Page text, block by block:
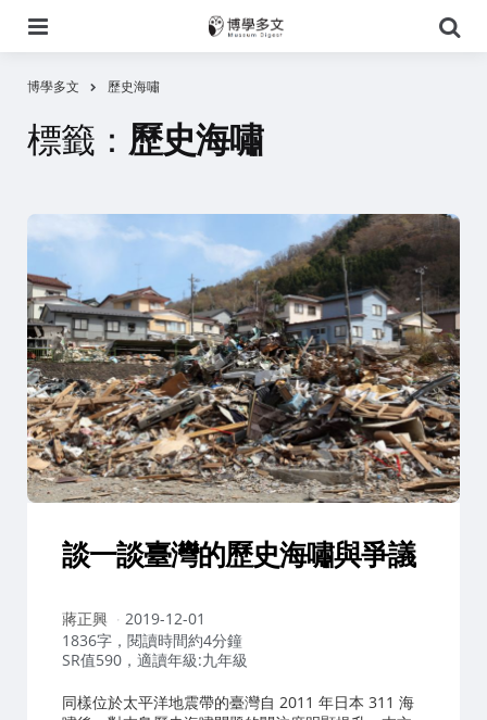
尋
博學多文 歷史海嘯
標籤： 歷史海嘯
談一談臺灣的歷史海嘯與爭議
作
者：
蔣正興
2019-12-01
1836字，閱讀時間約4分鐘
SR值590，適讀年級:九年級
同樣位於太平洋地震帶的臺灣自 2011 年日本 311 海